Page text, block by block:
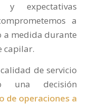
y expectativas
a
a medida durante
capilar.
de servicio
una decisión
de operaciones a